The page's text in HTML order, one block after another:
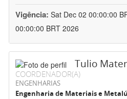
Vigência: Sat Dec 02 00:00:00
00:00:00 BRT 2026
Tulio
COORDENADOR(A)
ENGENHARIAS
Engenharia de Materiais e